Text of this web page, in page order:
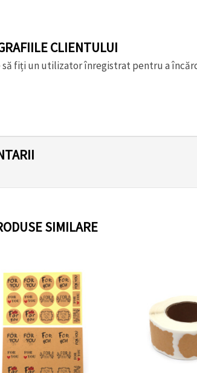
CLIENTULUI
fiți un utilizator înregistrat pentru a
SIMILARE